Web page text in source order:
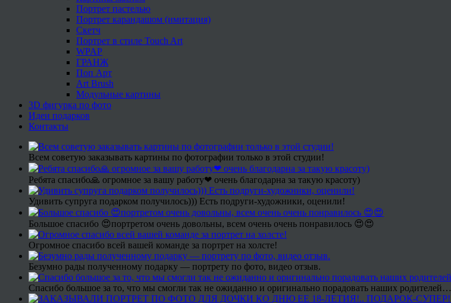
Портрет пастелью
Портрет карандашом (имитация)
Скетч
Портрет в стиле Touch Art
WPAP
ГРАНЖ
Поп Арт
Art Brush
Модульные картины
3D фигурка по фото
Идеи подарков
Контакты
Всем советую заказывать картины по фотографии только в этой студии!
Ребята спасибо🙏 огромное за вашу работу❤ очень благодарна за такую красоту)
Удивить супруга подарком получилось))) Есть подруги-художники, оценили!
Большое спасибо 😍портретом очень довольны, всем очень очень понравилось 😍😍
Огромное спасибо всей вашей команде за портрет на холсте!
Безумно рады полученному подарку — портрету по фото, видео отзыв.
Спасибо большое за то, что мы смогли так не ожиданно и оригинально порадовать наших родителей…